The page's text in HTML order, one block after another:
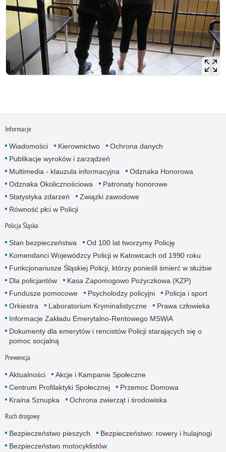
Informacje
Wiadomości Kierownictwo
Ochrona danych
Publikacje wyroków i zarządzeń
Multimedia - klauzula informacyjna
Odznaka Honorowa
Odznaka Okolicznościowa
Patronaty honorowe
Statystyka zdarzeń
Związki zawodowe
Równość płci w Policji
Policja Śląska
Stan bezpieczeństwa
Od 100 lat tworzymy Policję
Komendanci Wojewódzcy Policji w Katowicach od 1990 roku
Funkcjonariusze Śląskiej Policji, którzy ponieśli śmierć w służbie
Dla policjantów
Kasa Zapomogowo Pożyczkowa (KZP)
Fundusze pomocowe
Psycholodzy policyjni
Policja i sport
Orkiestra
Laboratorium Kryminalistyczne
Prawa człowieka
Informacje Zakładu Emerytalno-Rentowego MSWiA
Dokumenty dla emerytów i rencistów Policji starających się o
pomoc socjalną
Prewencja
Aktualności
Akcje i Kampanie Społeczne
Centrum Profilaktyki Społecznej
Przemoc Domowa
Kraina Sznupka
Ochrona zwierząt i środowiska
Ruch drogowy
Bezpieczeństwo pieszych
Bezpieczeństwo: rowery i hulajnogi
Bezpieczeństwo motocyklistów